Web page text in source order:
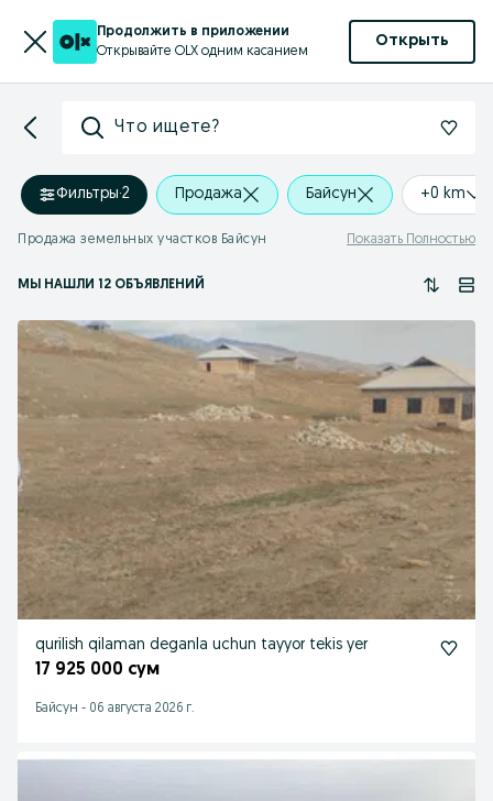
Продолжить в приложении
Открывайте OLX одним касанием
Открыть
Что ищете?
Фильтры·2 Продажа Байсун +0 km
Продажа земельных участков Байсун Показать Полностью
МЫ НАШЛИ 12 ОБЪЯВЛЕНИЙ
qurilish qilaman deganla uchun tayyor tekis yer
17 925 000 сум
Байсун - 06 августа 2026 г.